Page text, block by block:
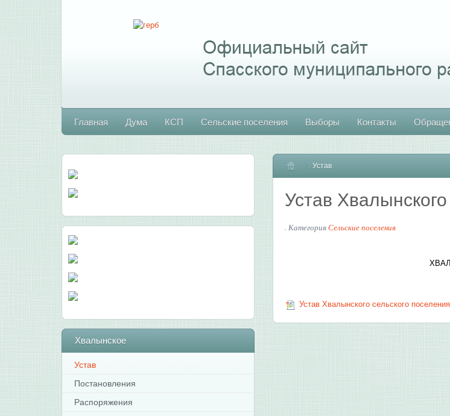
Главная Дума КСП Сельские поселения Выборы Контакты
Главная
Устав
Устав
. КатегорияСельские поселения
Устав Хвалынского сельского
Хвалынское
Устав
Постановления
Распоряжения